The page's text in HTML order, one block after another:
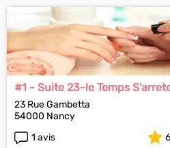
#1 - Suite 23-le Temps
23 Rue Gambetta
54000 Nancy
1 avis
6